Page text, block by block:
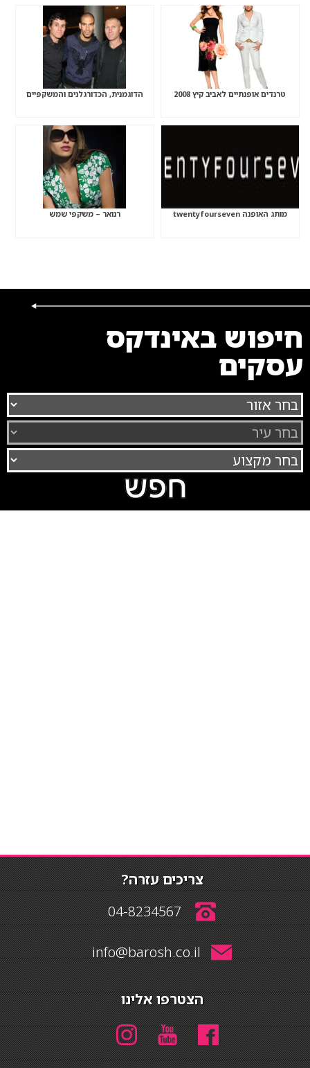
טרנדים אופנתיים לאביב קיץ 2008 הדוגמנית, הכדורגלנים והמשקפיים
מותג האופנה twentyfourseven רנואר – משקפי שמש
חיפוש באינדקס
עסקים
צריכים עזרה?
04-8234567
info@barosh.co.il
הצטרפו אלינו